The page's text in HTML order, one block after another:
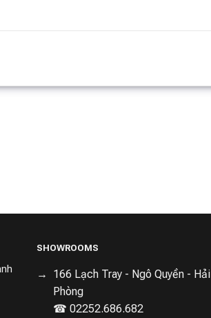
SHOWROOMS
166 Lạch Tray - Ngô Quyền - Hải
Phòng
☎ 02252.686.682